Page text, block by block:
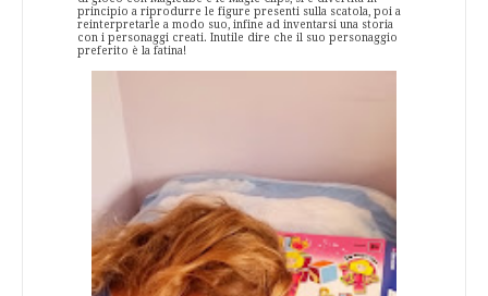
principio a riprodurre le figure presenti sulla scatola, poi a
reinterpretarle a modo suo, infine ad inventarsi una storia
con i personaggi creati. Inutile dire che il suo personaggio
preferito è la fatina!